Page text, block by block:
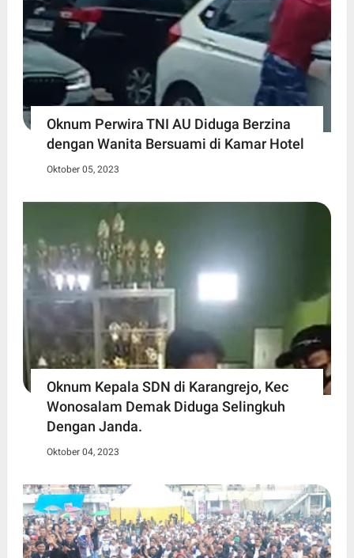
Oknum Perwira TNI AU Diduga Berzina
dengan Wanita Bersuami di Kamar Hotel
Oktober 05, 2023
Oknum Kepala SDN di Karangrejo, Kec
Wonosalam Demak Diduga Selingkuh
Dengan Janda.
Oktober 04, 2023